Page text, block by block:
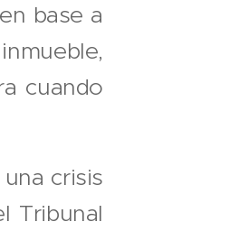
base a
cuando
crisis
Tribunal